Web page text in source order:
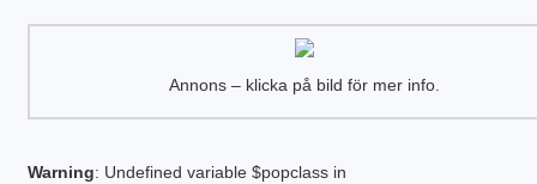
Annons – klicka på bild för mer info.
Warning: Undefined variable $popclass in